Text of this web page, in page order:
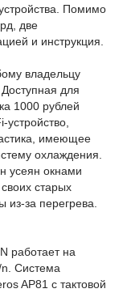
Помимо
две
и инструкция.
владельцу
для
1000 рублей
имеющее
охлаждения.
усеян окнами
старых
из-за перегрева.
работает на
n. Система
AP81 с тактовой